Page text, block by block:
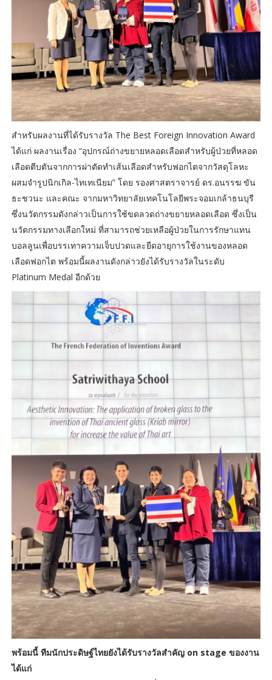
สำหรับผลงานที่ได้รับรางวัล The Best Foreign Innovation Award
ได้แก่ ผลงานเรื่อง “อุปกรณ์ถ่างขยายหลอดเลือดสำหรับผู้ป่วยที่หลอด
เลือดตีบตันจากการผ่าตัดทำเส้นเลือดสำหรับฟอกไตจากวัสดุโลหะ
ผสมจำรูปนิกเกิล-ไทเทเนียม” โดย รองศาสตราจารย์ ดร.อนรรฆ ขัน
ธะชวนะ และคณะ จากมหาวิทยาลัยเทคโนโลยีพระจอมเกล้าธนบุรี
ซึ่งนวัตกรรมดังกล่าวเป็นการใช้ขดลวดถ่างขยายหลอดเลือด ซึ่งเป็น
นวัตกรรมทางเลือกใหม่ ที่สามารถช่วยเหลือผู้ป่วยในการรักษาแทน
บอลลูนเพื่อบรรเทาความเจ็บปวดและยืดอายุการใช้งานของหลอด
เลือดฟอกไต พร้อมนี้ผลงานดังกล่าวยังได้รับรางวัลในระดับ
Platinum Medal อีกด้วย
พร้อมนี้ ทีมนักประดิษฐ์ไทยยังได้รับรางวัลสำคัญ on stage ของงาน
ได้แก่